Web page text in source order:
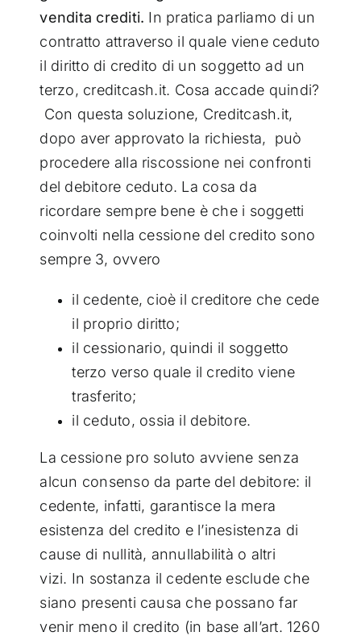
vendita crediti. In pratica parliamo di un
contratto attraverso il quale viene ceduto
il diritto di credito di un soggetto ad un
terzo, creditcash.it. Cosa accade quindi?
Con questa soluzione, Creditcash.it,
dopo aver approvato la richiesta, può
procedere alla riscossione nei confronti
del debitore ceduto. La cosa da
ricordare sempre bene è che i soggetti
coinvolti nella cessione del credito sono
sempre 3, ovvero
il cedente, cioè il creditore che cede
il proprio diritto;
il cessionario, quindi il soggetto
terzo verso quale il credito viene
trasferito;
il ceduto, ossia il debitore.
La cessione pro soluto avviene senza
alcun consenso da parte del debitore: il
cedente, infatti, garantisce la mera
esistenza del credito e l’inesistenza di
cause di nullità, annullabilità o altri
vizi. In sostanza il cedente esclude che
siano presenti causa che possano far
venir meno il credito (in base all’art. 1260